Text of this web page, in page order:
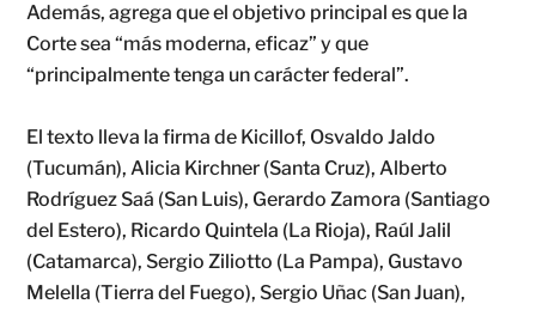
Además, agrega que el objetivo principal es que la
Corte sea “más moderna, eficaz” y que
“principalmente tenga un carácter federal”.
El texto lleva la firma de Kicillof, Osvaldo Jaldo
(Tucumán), Alicia Kirchner (Santa Cruz), Alberto
Rodríguez Saá (San Luis), Gerardo Zamora (Santiago
del Estero), Ricardo Quintela (La Rioja), Raúl Jalil
(Catamarca), Sergio Ziliotto (La Pampa), Gustavo
Melella (Tierra del Fuego), Sergio Uñac (San Juan),